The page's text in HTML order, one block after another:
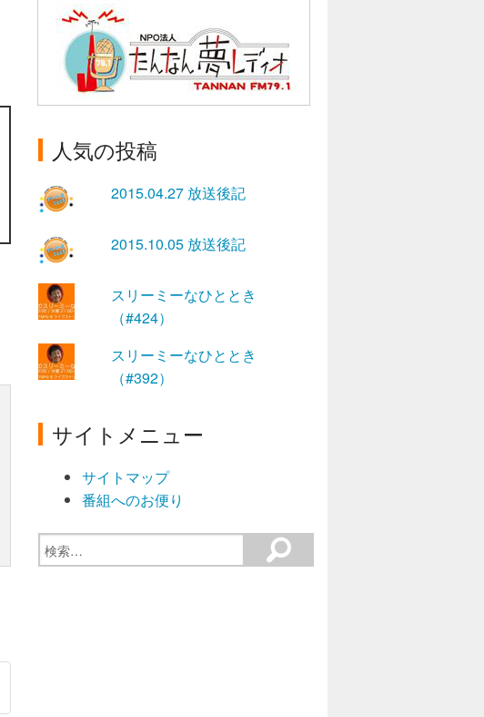
人気の投稿
2015.04.27 放送後記
2015.10.05 放送後記
スリーミーなひととき
（#424）
スリーミーなひととき
（#392）
サイトメニュー
サイトマップ
番組へのお便り